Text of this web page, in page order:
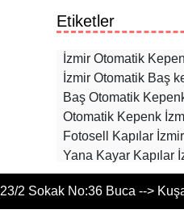
Etiketler
İzmir Otomatik
İzmir Otomatik Baş
Baş Otomatik
Otomatik Kepenk
Fotosell Kapılar İzmir
Yana Kayar Kapılar
Akordiyon
Panjur Sistemleri
Bariyer Sistemleri
2 Sokak No:36 Buca -->